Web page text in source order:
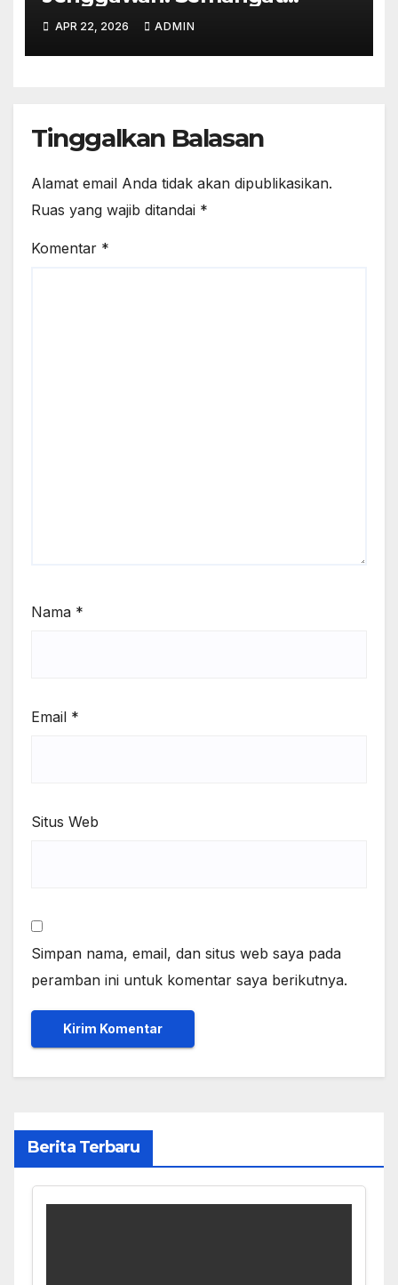
Emansipasi di Era Digital
APR 22, 2026 ADMIN
Tinggalkan Balasan
Alamat email Anda tidak akan dipublikasikan.
Ruas yang wajib ditandai *
Komentar *
Nama *
Email *
Situs Web
Simpan nama, email, dan situs web saya pada
peramban ini untuk komentar saya berikutnya.
Berita Terbaru